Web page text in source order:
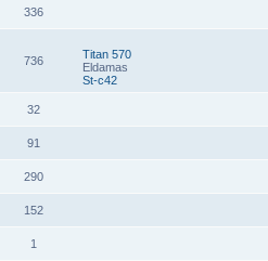
336
736
Titan 570
Eldamas
St-c42
32
91
290
152
1